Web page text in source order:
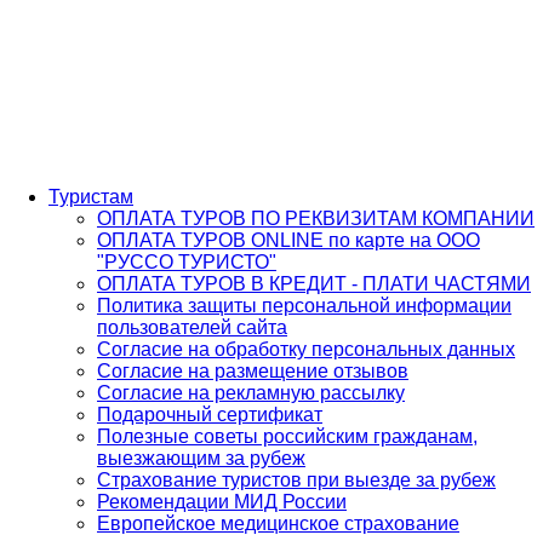
Туристам
ОПЛАТА ТУРОВ ПО РЕКВИЗИТАМ КОМПАНИИ
ОПЛАТА ТУРОВ ONLINE по карте на ООО
"РУССО ТУРИСТО"
ОПЛАТА ТУРОВ В КРЕДИТ - ПЛАТИ ЧАСТЯМИ
Политика защиты персональной информации
пользователей сайта
Согласие на обработку персональных данных
Согласие на размещение отзывов
Согласие на рекламную рассылку
Подарочный сертификат
Полезные советы российским гражданам,
выезжающим за рубеж
Страхование туристов при выезде за рубеж
Рекомендации МИД России
Европейское медицинское страхование